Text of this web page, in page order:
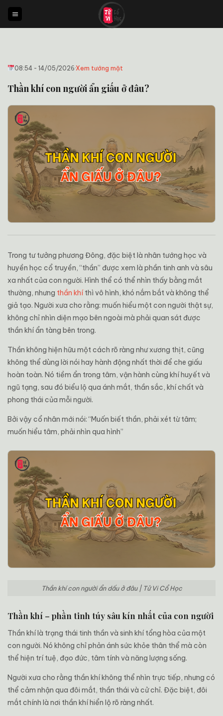
qua
nội
08:54 - 14/05/2026·Xem tướng mặt
Thần khí con người ẩn giấu ở đâu?
Trong tư tưởng phương Đông, đặc biệt là nhân tướng học và
huyền học cổ truyền, “thần” được xem là phần tinh anh và sâu
xa nhất của con người. Hình thể có thể nhìn thấy bằng mắt
thường, nhưng thần khí thì vô hình, khó nắm bắt và không thể
giả tạo. Người xưa cho rằng: muốn hiểu một con người thật sự,
không chỉ nhìn diện mạo bên ngoài mà phải quan sát được
thần khí ẩn tàng bên trong.
Thần không hiện hữu một cách rõ ràng như xương thịt, cũng
không thể dùng lời nói hay hành động nhất thời để che giấu
hoàn toàn. Nó tiềm ẩn trong tâm, vận hành cùng khí huyết và
ngũ tạng, sau đó biểu lộ qua ánh mắt, thần sắc, khí chất và
phong thái của mỗi người.
Bởi vậy cổ nhân mới nói: “Muốn biết thần, phải xét từ tâm;
muốn hiểu tâm, phải nhìn qua hình”
Thần khí con người ẩn dấu ở đâu | Tử Vi Cổ Học
Thần khí – phần tinh túy sâu kín nhất của con người
Thần khí là trạng thái tinh thần và sinh khí tổng hòa của một
con người. Nó không chỉ phản ánh sức khỏe thân thể mà còn
thể hiện trí tuệ, đạo đức, tâm tính và năng lượng sống.
Người xưa cho rằng thần khí không thể nhìn trực tiếp, nhưng có
thể cảm nhận qua đôi mắt, thần thái và cử chỉ. Đặc biệt, đôi
mắt chính là nơi thần khí hiển lộ rõ ràng nhất.